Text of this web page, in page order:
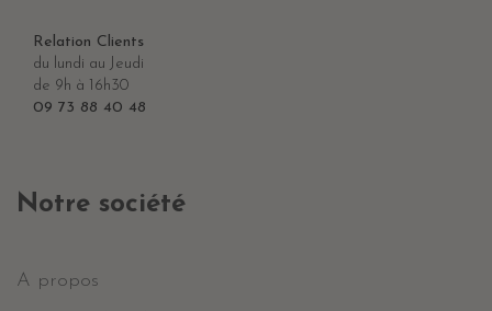
Relation Clients
du lundi au Jeudi
de 9h à 16h30
09 73 88 40 48
Notre société
A propos